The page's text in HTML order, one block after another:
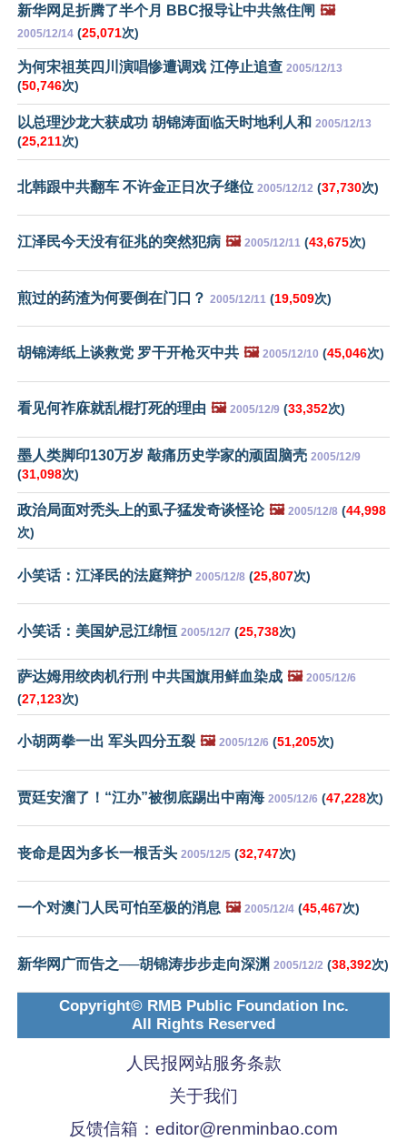
新华网足折腾了半个月 BBC报导让中共煞住闸 🖼️
2005/12/14 (25,071次)
为何宋祖英四川演唱惨遭调戏 江停止追查 2005/12/13
(50,746次)
以总理沙龙大获成功 胡锦涛面临天时地利人和 2005/12/13
(25,211次)
北韩跟中共翻车 不许金正日次子继位 2005/12/12 (37,730次)
江泽民今天没有征兆的突然犯病 🖼️ 2005/12/11 (43,675次)
煎过的药渣为何要倒在门口？ 2005/12/11 (19,509次)
胡锦涛纸上谈救党 罗干开枪灭中共 🖼️ 2005/12/10 (45,046次)
看见何祚庥就乱棍打死的理由 🖼️ 2005/12/9 (33,352次)
墨人类脚印130万岁 敲痛历史学家的顽固脑壳 2005/12/9
(31,098次)
政治局面对秃头上的虱子猛发奇谈怪论 🖼️ 2005/12/8 (44,998
次)
小笑话：江泽民的法庭辩护 2005/12/8 (25,807次)
小笑话：美国妒忌江绵恒 2005/12/7 (25,738次)
萨达姆用绞肉机行刑 中共国旗用鲜血染成 🖼️ 2005/12/6
(27,123次)
小胡两拳一出 军头四分五裂 🖼️ 2005/12/6 (51,205次)
贾廷安溜了！“江办”被彻底踢出中南海 2005/12/6 (47,228次)
丧命是因为多长一根舌头 2005/12/5 (32,747次)
一个对澳门人民可怕至极的消息 🖼️ 2005/12/4 (45,467次)
新华网广而告之──胡锦涛步步走向深渊 2005/12/2 (38,392次)
Copyright© RMB Public Foundation Inc.
All Rights Reserved
人民报网站服务条款
关于我们
反馈信箱： editor@renminbao.com